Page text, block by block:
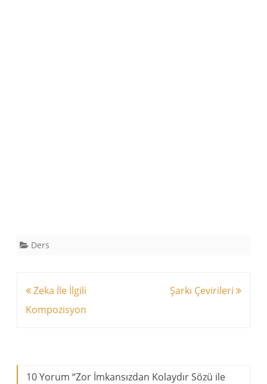
Ders
Yazı
dolaşımı
Zeka İle İlgili
Kompozisyon
Şarkı Çevirileri
10 Yorum “Zor İmkansızdan Kolaydır Sözü ile